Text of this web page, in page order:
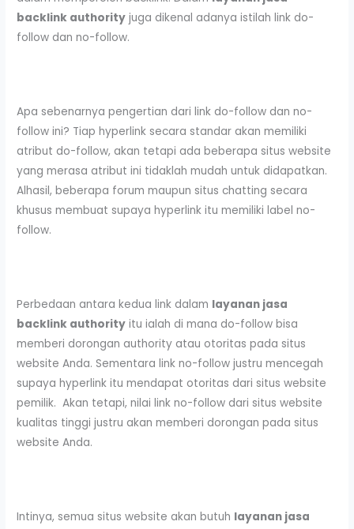
backlink authority juga dikenal adanya istilah link do-
follow dan no-follow.
Apa sebenarnya pengertian dari link do-follow dan no-
follow ini? Tiap hyperlink secara standar akan memiliki
atribut do-follow, akan tetapi ada beberapa situs website
yang merasa atribut ini tidaklah mudah untuk didapatkan.
Alhasil, beberapa forum maupun situs chatting secara
khusus membuat supaya hyperlink itu memiliki label no-
follow.
Perbedaan antara kedua link dalam layanan jasa
backlink authority itu ialah di mana do-follow bisa
memberi dorongan authority atau otoritas pada situs
website Anda. Sementara link no-follow justru mencegah
supaya hyperlink itu mendapat otoritas dari situs website
pemilik. Akan tetapi, nilai link no-follow dari situs website
kualitas tinggi justru akan memberi dorongan pada situs
website Anda.
Intinya, semua situs website akan butuh layanan jasa